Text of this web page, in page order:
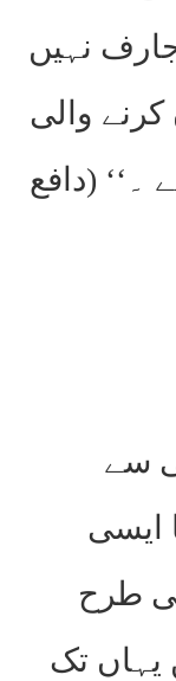
نہیں
والی
۔‘‘ (دافع
سے
ایسی
طرح
تک